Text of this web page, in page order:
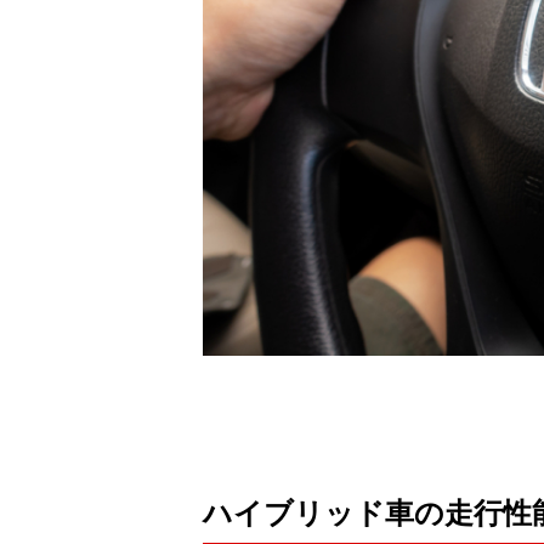
ハイブリッド車の走行性